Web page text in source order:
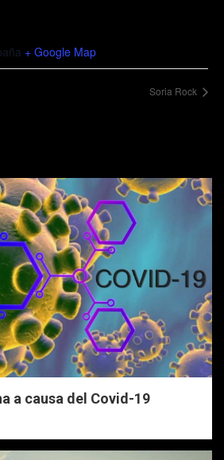
+ Google Map
Soria Rock
a causa del Covid-19